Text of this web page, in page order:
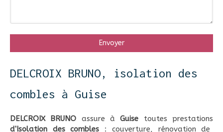
Envoyer
DELCROIX BRUNO, isolation des
combles à Guise
DELCROIX BRUNO assure àGuise toutes prestations
d'Isolation des combles : couverture, rénovation de